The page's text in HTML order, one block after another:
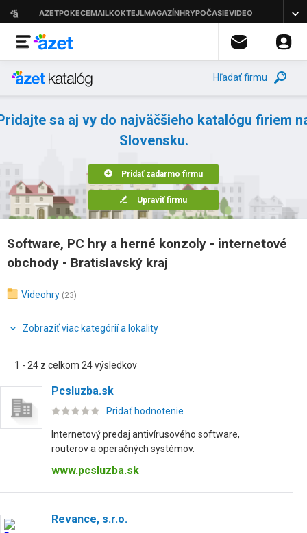
Hľadať firmu
sa aj vy do najväčšieho katalógu firiem
Slovensku.
Pridať zadarmo firmu
Upraviť firmu
Software, PC hry a herné konzoly - internetové
obchody - Bratislavský kraj
Videohry (23)
Zobraziť viac kategórií a lokality
1 - 24 z celkom 24 výsledkov
Pcsluzba.sk
Pridať hodnotenie
Internetový predaj antivírusového software,
routerov a operačných systémov.
www.pcsluzba.sk
Revance, s.r.o.